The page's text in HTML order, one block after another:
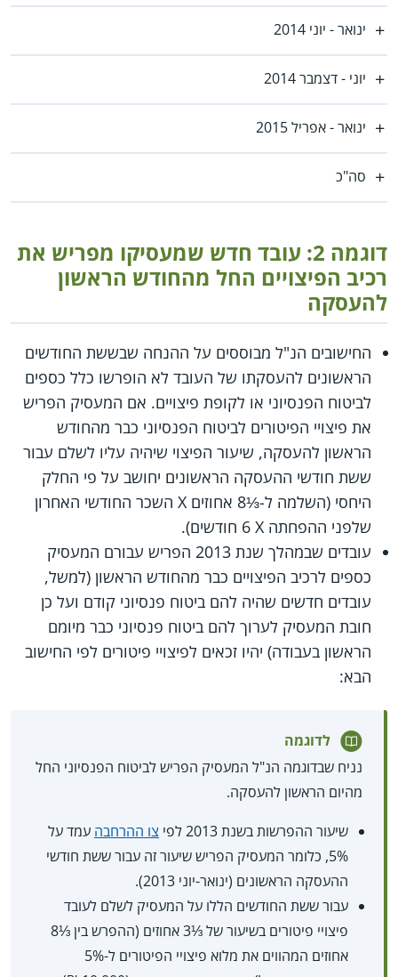
ינואר - יוני 2014
יוני - דצמבר 2014
ינואר - אפריל 2015
סה"כ
דוגמה 2: עובד חדש שמעסיקו מפריש את
רכיב הפיצויים החל מהחודש הראשון
להעסקה
החישובים הנ"ל מבוססים על ההנחה שבששת החודשים
הראשונים להעסקתו של העובד לא הופרשו כלל כספים
לביטוח הפנסיוני או לקופת פיצויים. אם המעסיק הפריש
את פיצויי הפיטורים לביטוח הפנסיוני כבר מהחודש
הראשון להעסקה, שיעור הפיצוי שיהיה עליו לשלם עבור
ששת חודשי ההעסקה הראשונים יחושב על פי החלק
היחסי (השלמה ל-⅓8 אחוזים X‏ השכר החודשי האחרון
שלפני ההפחתה X‏ 6 חודשים).
עובדים שבמהלך שנת 2013 הפריש עבורם המעסיק
כספים לרכיב הפיצויים כבר מהחודש הראשון (למשל,
עובדים חדשים שהיה להם ביטוח פנסיוני קודם ועל כן
חובת המעסיק לערוך להם ביטוח פנסיוני כבר מיומם
הראשון בעבודה) יהיו זכאים לפיצויי פיטורים לפי החישוב
הבא:
לדוגמה
נניח שבדוגמה הנ"ל המעסיק הפריש לביטוח הפנסיוני החל
מהיום הראשון להעסקה.
שיעור ההפרשות בשנת 2013 לפי
צו ההרחבה עמד על
5%, כלומר המעסיק הפריש שיעור זה עבור ששת חודשי
ההעסקה הראשונים (ינואר-יוני 2013).
עבור ששת החודשים הללו על המעסיק לשלם לעובד
פיצויי פיטורים בשיעור של ⅓3 אחוזים (ההפרש בין ⅓8
אחוזים המהווים את מלוא פיצויי הפיטורים ל-5%